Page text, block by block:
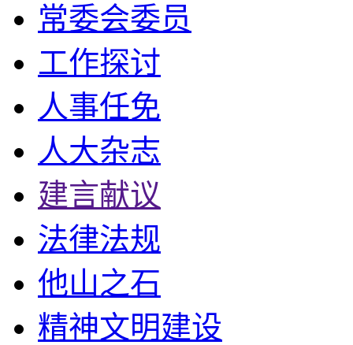
常委会委员
工作探讨
人事任免
人大杂志
建言献议
法律法规
他山之石
精神文明建设